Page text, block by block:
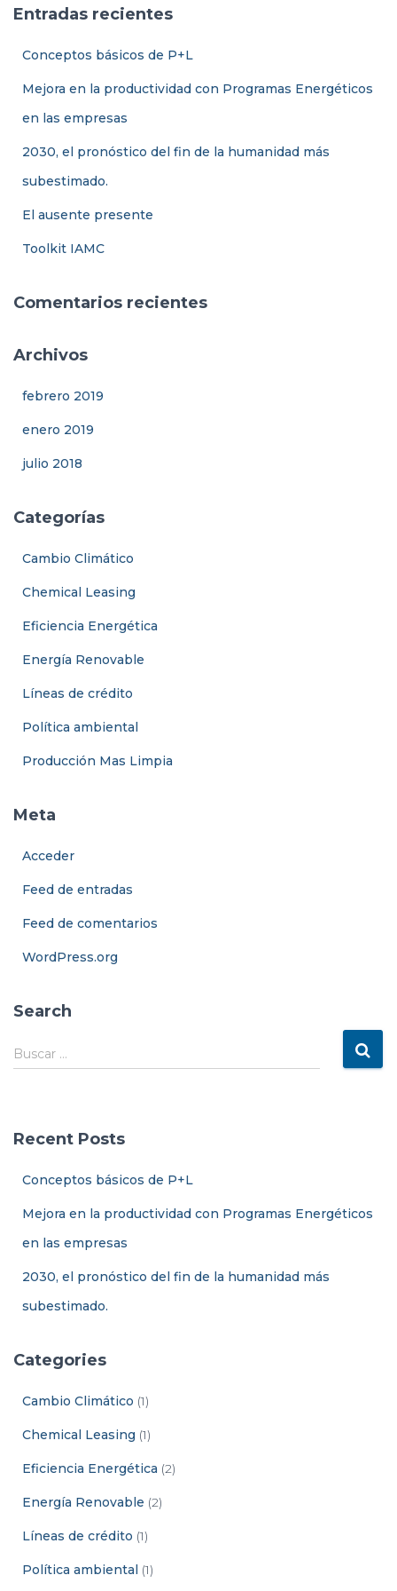
rEntradas recientes
Conceptos básicos de P+L
Mejora en la productividad con Programas Energéticos
en las empresas
2030, el pronóstico del fin de la humanidad más
subestimado.
El ausente presente
Toolkit IAMC
Comentarios recientes
Archivos
febrero 2019
enero 2019
julio 2018
Categorías
Cambio Climático
Chemical Leasing
Eficiencia Energética
Energía Renovable
Líneas de crédito
Política ambiental
Producción Mas Limpia
Meta
Acceder
Feed de entradas
Feed de comentarios
WordPress.org
Search
B
u
r
Buscar …
Recent Posts
Conceptos básicos de P+L
Mejora en la productividad con Programas Energéticos
en las empresas
2030, el pronóstico del fin de la humanidad más
subestimado.
Categories
Cambio Climático (1)
Chemical Leasing (1)
Eficiencia Energética (2)
Energía Renovable (2)
Líneas de crédito (1)
Política ambiental (1)